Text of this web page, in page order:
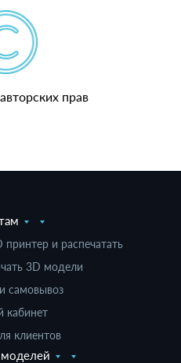
прав
и распечатать
3D модели
самовывоз
кабинет
клиентов